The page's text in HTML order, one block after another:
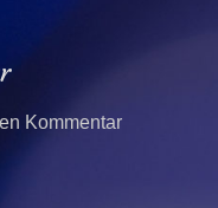
Kommentar